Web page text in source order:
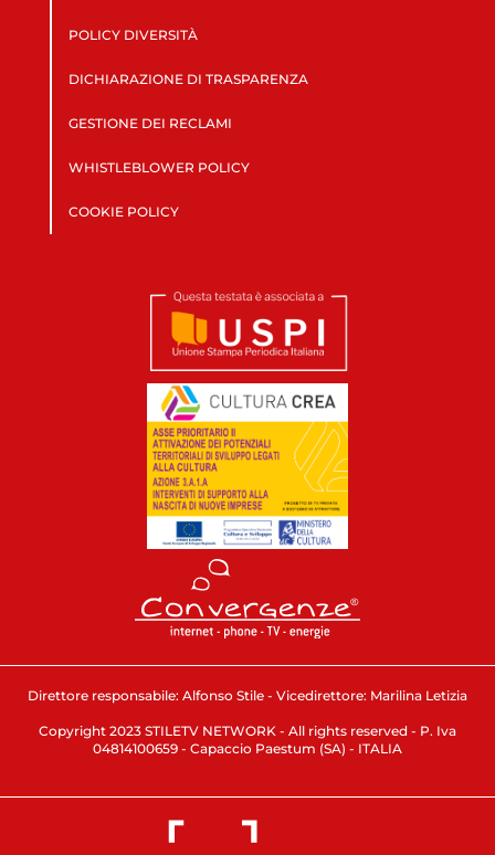
POLICY DIVERSITÀ
DICHIARAZIONE DI TRASPARENZA
GESTIONE DEI RECLAMI
WHISTLEBLOWER POLICY
COOKIE POLICY
Direttore responsabile: Alfonso Stile - Vicedirettore: Marilina Letizia
Copyright 2023 STILETV NETWORK - All rights reserved - P. Iva
04814100659 - Capaccio Paestum (SA) - ITALIA